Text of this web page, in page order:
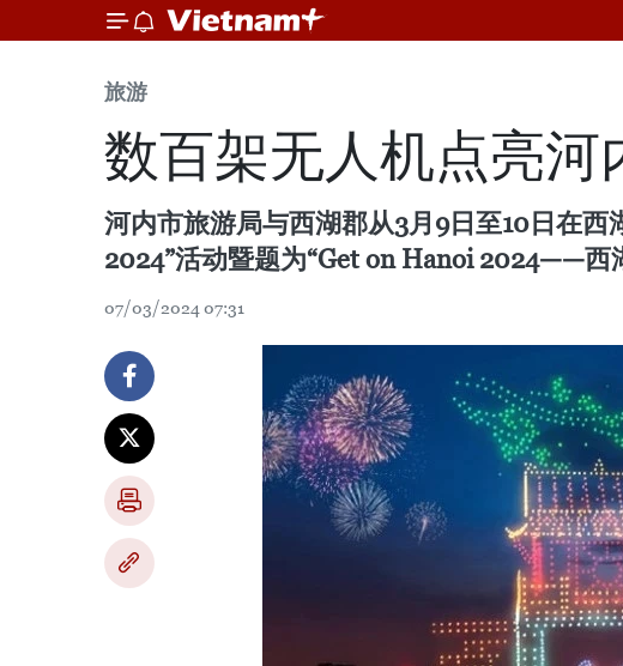
旅游
数百架无人机点亮河
河内市旅游局与西湖郡从3月9日至10日在
2024”活动暨题为“Get on Hanoi 2024——西
07/03/2024 07:31